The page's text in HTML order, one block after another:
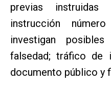
previas
instrucción
investigan
falsedad; tráfico de
documento público y